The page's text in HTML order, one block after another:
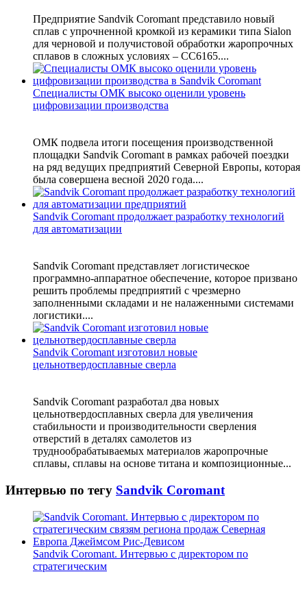
Предприятие Sandvik Coromant представило новый
сплав с упрочненной кромкой из керамики типа Sialon
для черновой и получистовой обработки жаропрочных
сплавов в сложных условиях – CC6165....
Специалисты ОМК высоко оценили уровень
цифровизации производства
ОМК подвела итоги посещения производственной
площадки Sandvik Coromant в рамках рабочей поездки
на ряд ведущих предприятий Северной Европы, которая
была совершена весной 2020 года....
Sandvik Coromant продолжает разработку технологий
для автоматизации
Sandvik Coromant представляет логистическое
программно-аппаратное обеспечение, которое призвано
решить проблемы предприятий с чрезмерно
заполненными складами и не налаженными системами
логистики....
Sandvik Coromant изготовил новые
цельнотвердосплавные сверла
Sandvik Coromant разработал два новых
цельнотвердосплавных сверла для увеличения
стабильности и производительности сверления
отверстий в деталях самолетов из
труднообрабатываемых материалов жаропрочные
сплавы, сплавы на основе титана и композиционные...
Интервью по тегу Sandvik Coromant
Sandvik Coromant. Интервью с директором по
стратегическим